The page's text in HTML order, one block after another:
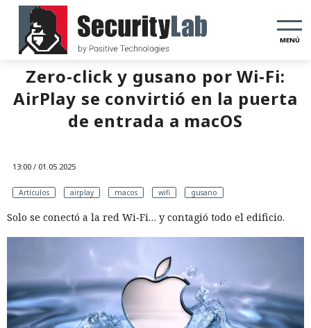
MENÚ
Zero-click y gusano por Wi‑Fi:
AirPlay se convirtió en la puerta
de entrada a macOS
13:00 / 01.05.2025
Artículos airplay macos wifi gusano
Solo se conectó a la red Wi‑Fi… y contagió todo el edificio.